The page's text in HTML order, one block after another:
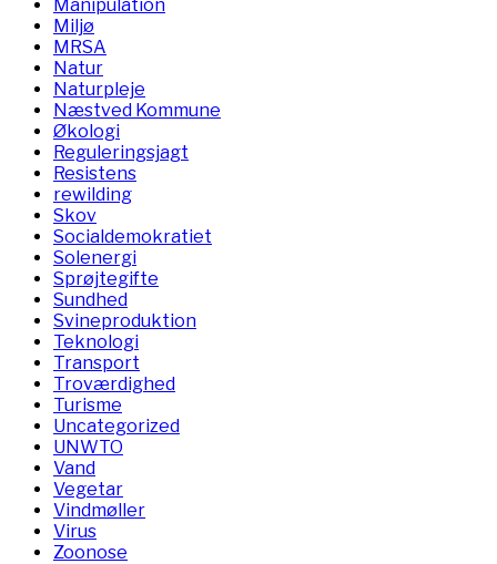
Manipulation
Miljø
MRSA
Natur
Naturpleje
Næstved Kommune
Økologi
Reguleringsjagt
Resistens
rewilding
Skov
Socialdemokratiet
Solenergi
Sprøjtegifte
Sundhed
Svineproduktion
Teknologi
Transport
Troværdighed
Turisme
Uncategorized
UNWTO
Vand
Vegetar
Vindmøller
Virus
Zoonose